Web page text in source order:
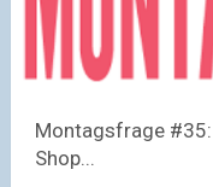
Montagsfrage #35:
Shop...